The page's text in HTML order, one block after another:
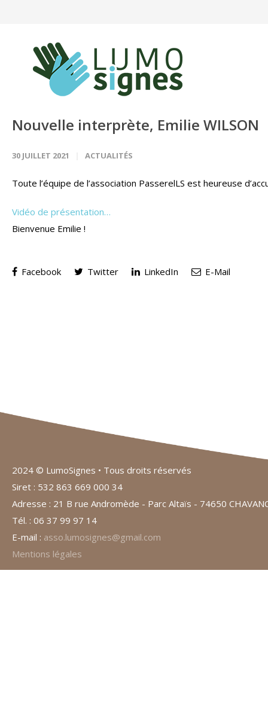
Nouvelle interprète, Emilie WILSON
30 JUILLET 2021 ACTUALITÉS
Toute l’équipe de l’association PasserelLS est heureuse
Vidéo de présentation…
Bienvenue Emilie !
Facebook Twitter LinkedIn E-Mail
2024 © LumoSignes • Tous droits réservés
Siret : 532 863 669 000 34
Adresse : 21 B rue Andromède - Parc Altaïs - 74650
Tél. : 06 37 99 97 14
E-mail : asso.lumosignes@gmail.com
Mentions légales